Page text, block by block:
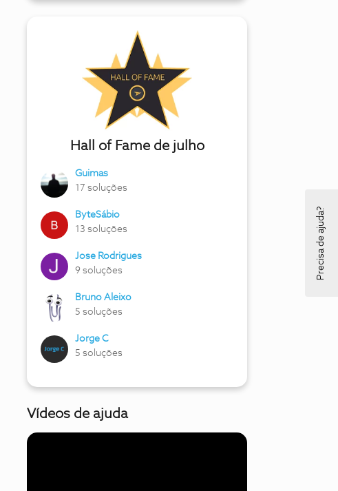
Hall of Fame de julho
Guimas
17 soluções
ByteSábio
13 soluções
Jose Rodrigues
9 soluções
Bruno Aleixo
5 soluções
Jorge C
5 soluções
Vídeos de ajuda
Precisa de ajuda?